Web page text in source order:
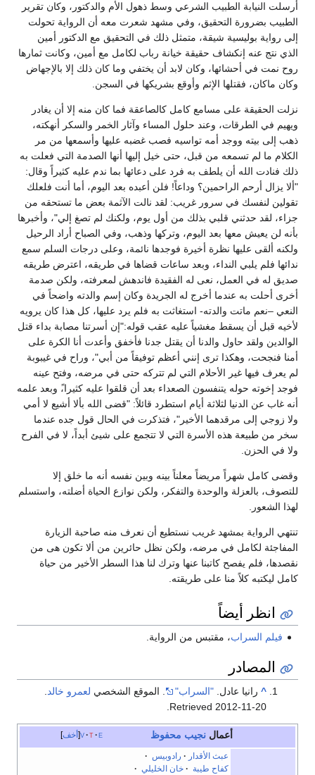
أرسلت النيابة الطبيب الشرعي وسط ذهول الأم والدكتور، وكان تقرير
الطبيب بضرورة التحقيق، وفي مشهد شعرت معه أن الرواية تحولت
إلى رواية بوليسية شيقة، متمثل ذلك في التحقيق مع الدكتور أمين
الذي نتج عنه إنكشاف حقيقة خيانة رباب لكامل مع أمين، وكانت ثمارها
روح نمت في أحشائها، وكان لابد أن يختفي وما كان ذلك إلا بالإجهاض
وكان ماكان، فقتلها الإثم وأوقع بشريكها في السجن.
نزلت الحقيقة على مسامع كامل كالصاعقة فما كان منه إلا أن يغادر
ويهيم في الطرقات، وعند حلول المساء وآثار الخمر والسكر أنهكته،
ذهب إلى بيته ووجد أمه تواسيه فصب غضبه عليها وأسمعها من مر
الكلام ما لم تسمعه من قبل، حتى خيل إليها أنها الصدمة التي فعلت به
ذلك فنادت الله أن يلطف به فرد على دعائها بما ندم عليه كثيراً وقال:
"ألا يزال أرحم الراحمين؟ وداعاً! فلن أعبده بعد اليوم، أما أنت فلعلك
تقولين لنفسك في سرور غريب: لقد نالت الآثمة بعض ما تستحقه من
جزاء، لقد حدثني قلبي بذلك من أول يوم، ولكنك لم تصغ إلي"، وأخبرها
بأنه لن يعيش معها بعد اليوم، وتركها وذهب، وفي الصباح أراد الرحيل
ولكنه ألقى عليها نظرة أخيرة فوجدها نائمة، وعلى درجات السلم سمع
ندائها فلم يلبي النداء، وبعد ساعات قضاها في طريقه، اعترض طريقه
صديق له في العمل، نعى له الفقيدة فاندهش لمعرفته، ولكن صدمة
أخرى أحلت به عندما أخرج له الجريدة وكان إسم والدته واضحاً في
النعي –نعم ماتت والدته- استغاثت به فلم يرد عليها، كل هذا كان يرويه
لأخيه قبل أن يسقط مغشياً عليه عقب قوله:"إن أسرتنا مصابة بداء قتل
الوالدين ولقد حاول والدنا أن يقتل جدنا فأخفق وأعدت أنا الكرة على
أمنا فنجحت، وهكذا ترى إنني أعظم توفيقاً من أبي"، وراح في غيبوبة
لم يعرف فيها غير الأحلام التي لم تتركه حتى في مرضه، وفتح عينه
فوجد إخوته حوله يتنفسون الصعداء بعد أن قلقوا عليه كثيرا،ً وبعد علمه
أنه غاب عن الدنيا لثلاثة أيام استطرد قائلاً: "قضى الله بألا أشيع لا أمي
ولا زوجي إلى مرقدهما الأخير"، فتذكرت في الحال قول جده عندما
سخر من طبيعة هذه الأسرة التي لا تتجمع على شيئ أبداً، لا في الفرح
ولا في الحزن.
وقضى كامل شهراً مريضاً معلناً بينه وبين نفسه أنه ما خلق إلا
للتصوف، بالعزلة والوحدة والتفكر، ولكن نوازع الحياة أضلته، واستسلم
لهذا الشعور.
تنتهي الرواية بمشهد غريب نستطيع أن نعرف منه صاحبة الزيارة
المفاجئة لكامل في مرضه، ولكن نظل حائرين من ألا تكون هى من
نقصدها، فلم يفصح كاتبنا عنها وترك لنا هذا السطر الأخير من حياة
كامل ليكتبه كلاً منا على طريقته.
انظر أيضاً
فيلم السراب، مقتبس من الرواية.
المصادر
^ رانيا عادل. "السراب" . الموقع الشخصي لعمرو خالد.
Retrieved2012-11-20
.
أخف v t e أعمال نجيب محفوظ
عبث الأقدار رادوبيس ·
كفاح طيبة · خان الخليلي ·